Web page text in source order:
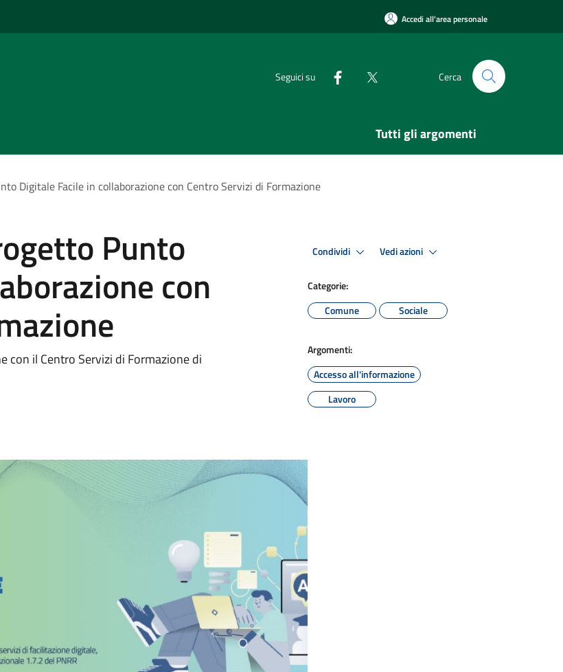
Accedi all'area personale
Seguici su Cerca
Tutti gli argomenti
Digitale Facile in collaborazione con Centro Servizi di Formazione
Punto
con
con il Centro Servizi di Formazione di
Condividi Vedi azioni
Categorie:
Comune
Sociale
Argomenti:
Accesso all'informazione
Lavoro